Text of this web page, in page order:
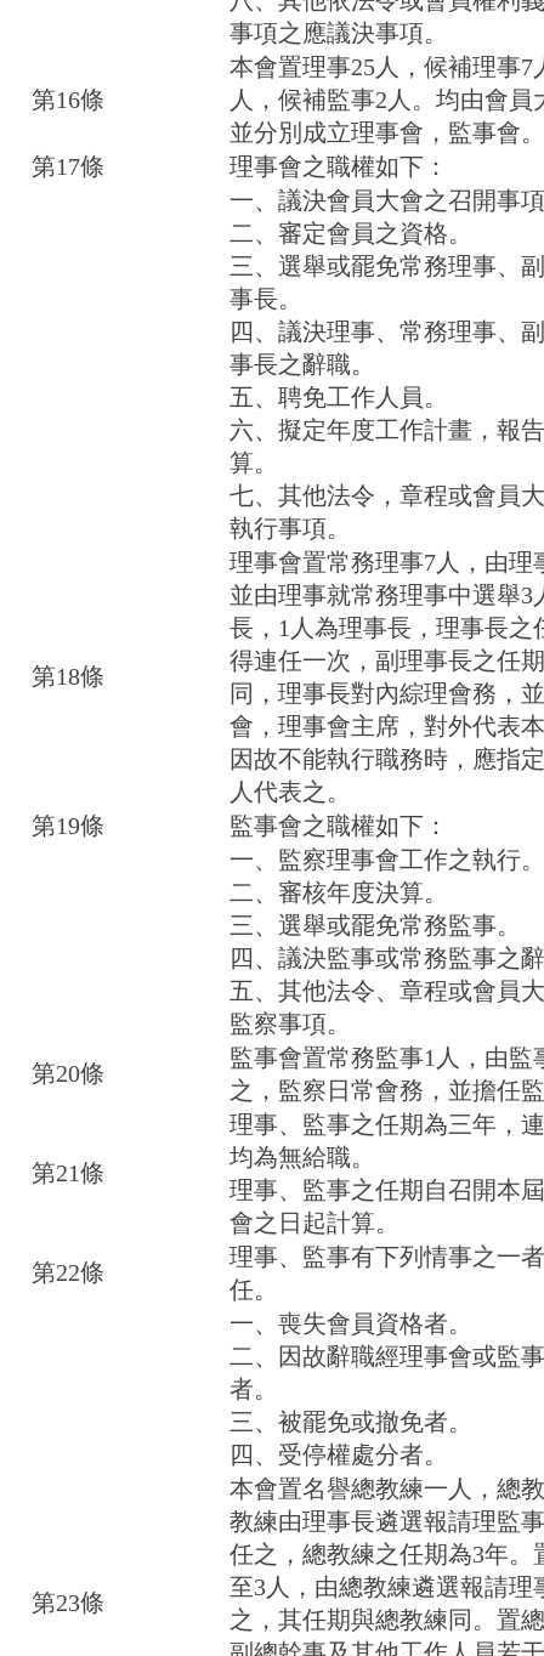
事項之應議決事項。
第16條
本會置理事25人，候補理事7
人，候補監事2人。均由會員
並分別成立理事會，監事會。
第17條
理事會之職權如下：
一、議決會員大會之召開事
二、審定會員之資格。
三、選舉或罷免常務理事、
事長。
四、議決理事、常務理事、
事長之辭職。
五、聘免工作人員。
六、擬定年度工作計畫，報
算。
七、其他法令，章程或會員
執行事項。
第18條
理事會置常務理事7人，由理
並由理事就常務理事中選舉3
長，1人為理事長，理事長之
得連任一次，副理事長之任
同，理事長對內綜理會務，
會，理事會主席，對外代表
因故不能執行職務時，應指
人代表之。
第19條
監事會之職權如下：
一、監察理事會工作之執行。
二、審核年度決算。
三、選舉或罷免常務監事。
四、議決監事或常務監事之
五、其他法令、章程或會員
監察事項。
第20條
監事會置常務監事1人，由監
之，監察日常會務，並擔任
第21條
理事、監事之任期為三年，
均為無給職。
理事、監事之任期自召開本
會之日起計算。
第22條
理事、監事有下列情事之一
任。
一、喪失會員資格者。
二、因故辭職經理事會或監
者。
三、被罷免或撤免者。
四、受停權處分者。
第23條
本會置名譽總教練一人，總
教練由理事長遴選報請理監
任之，總教練之任期為3年。
至3人，由總教練遴選報請理
之，其任期與總教練同。置